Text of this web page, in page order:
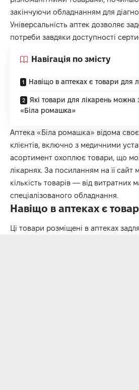
закінчуючи обладнанням для
Універсальність аптек дозволяє
потреби завдяки доступності
Навігація по змісту
Навіщо в аптеках є товари для
Які товари для лікарень можна
«Біла ромашка»
Аптека «Біла ромашка» відома
клієнтів, включно з медичними
асортимент охоплює товари, що
лікарнях. За посиланням на її
кількість товарів — від витратних
спеціалізованого обладнання.
Навіщо в аптеках є
Ці товари розміщені в аптеках